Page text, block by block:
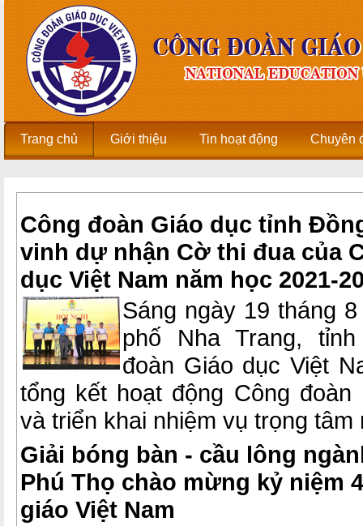
Trang chủ Giới thiệu Tin hoạt động Chuyên
Công đoàn Giáo dục tỉnh
vinh dự nhận Cờ thi đua của
dục Việt Nam năm học 2021-
Sáng ngày 19 tháng
phố Nha Trang,
đoàn Giáo dục Việt
tổng kết hoạt động Công đoàn
và triển khai nhiệm vụ trọng
Giải bóng bàn - cầu lông
Phú Thọ chào mừng kỷ niệm
giáo Việt Nam